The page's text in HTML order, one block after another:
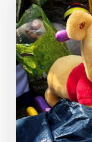
și
mobilierul
pot
fi
duse
la
Centrul
integrat
umanitar